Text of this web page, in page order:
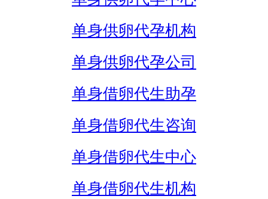
单身供卵代孕机构
单身供卵代孕公司
单身借卵代生助孕
单身借卵代生咨询
单身借卵代生中心
单身借卵代生机构